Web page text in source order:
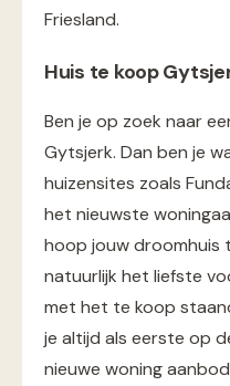
Friesland.
Huis te koop
Ben je op zoek naar
Gytsjerk. Dan ben je
huizensites zoals
het nieuwste
hoop jouw droomhuis
natuurlijk het liefste
met het te koop
je altijd als eerste op
nieuwe woning